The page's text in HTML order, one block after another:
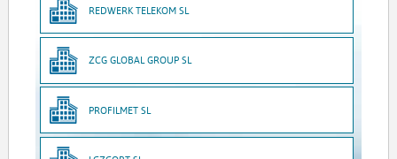
REDWERK TELEKOM SL
ZCG GLOBAL GROUP SL
PROFILMET SL